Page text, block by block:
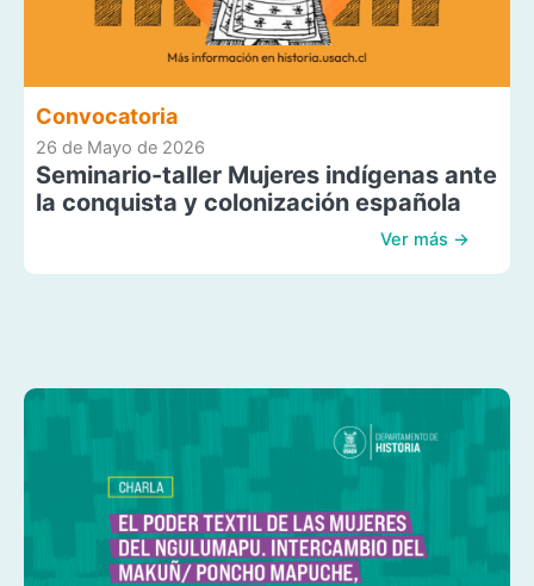
Convocatoria
26 de Mayo de 2026
Seminario-taller Mujeres indígenas ante
la conquista y colonización española
Ver más →